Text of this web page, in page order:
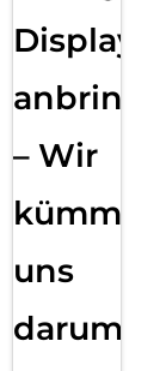
– Wir
kümmern
uns
darum!